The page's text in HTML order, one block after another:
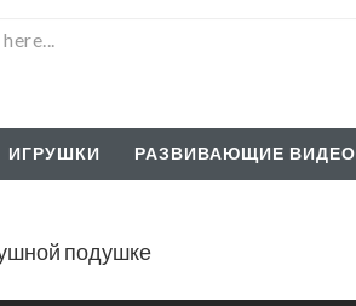
ИГРУШКИ РАЗВИВАЮЩИЕ ВИДЕО
подушке